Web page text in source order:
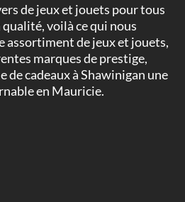
de jeux et jouets pour tous
qualité, voilà ce qui nous
assortiment de jeux et jouets,
marques de prestige,
cadeaux à Shawinigan une
en Mauricie.